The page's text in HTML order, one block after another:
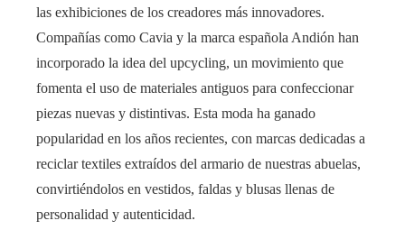
las exhibiciones de los creadores más innovadores.
Compañías como Cavia y la marca española Andión han
incorporado la idea del upcycling, un movimiento que
fomenta el uso de materiales antiguos para confeccionar
piezas nuevas y distintivas. Esta moda ha ganado
popularidad en los años recientes, con marcas dedicadas a
reciclar textiles extraídos del armario de nuestras abuelas,
convirtiéndolos en vestidos, faldas y blusas llenas de
personalidad y autenticidad.